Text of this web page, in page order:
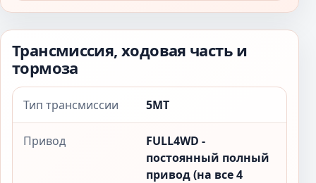
Трансмиссия, ходовая часть и
тормоза
Тип трансмиссии 5MT
Привод
FULL4WD -
постоянный полный
привод (на все 4